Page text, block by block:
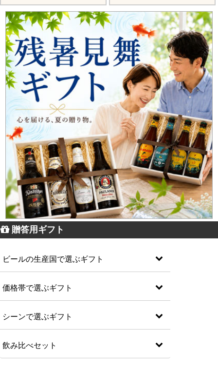
贈答用ギフト
ビールの生産国で選ぶギフト
価格帯で選ぶギフト
シーンで選ぶギフト
飲み比べセット